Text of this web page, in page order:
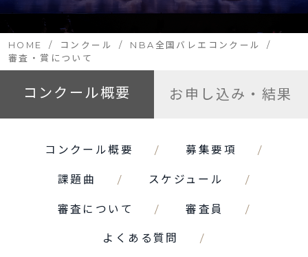
HOME コンクール
NBA全国バレエコンクール
審査・賞について
コンクール概要 お申し込み・結果
コンクール概要 募集要項
課題曲 スケジュール
審査について 審査員
よくある質問